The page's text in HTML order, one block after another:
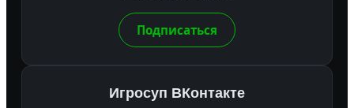
Подписаться
Игросуп ВКонтакте